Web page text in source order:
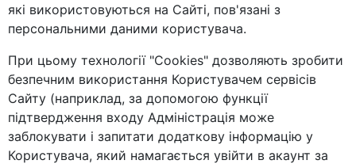
які використовуються на Сайті, пов'язані з
персональними даними користувача.
При цьому технології "Cookies" дозволяють зробити
безпечним використання Користувачем сервісів
Сайту (наприклад, за допомогою функції
підтвердження входу Адміністрація може
заблокувати і запитати додаткову інформацію у
Користувача, який намагається увійти в акаунт за